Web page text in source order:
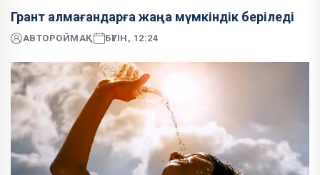
Грант алмағандарға жаңа мүмкіндік беріледі
АВТОРОЙМАҚ БҮГІН, 12:24